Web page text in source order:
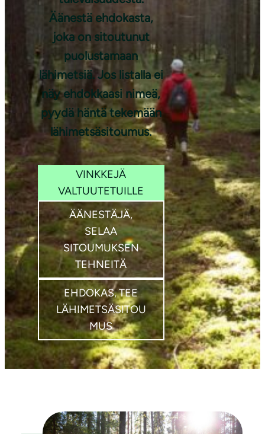
Äänestä ehdokasta,
joka on sitoutunut
puolustamaan
lähimetsiä. Jos listalla ei
näy ehdokkaasi nimeä,
pyydä häntä tekemään
lähimetsäsitoumus.
VINKKEJÄ
VALTUUTETUILLE
ÄÄNESTÄJÄ,
SELAA
SITOUMUKSEN
TEHNEITÄ
EHDOKAS, TEE
LÄHIMETSÄSITOU
MUS
Kuva: Aino
Huotari